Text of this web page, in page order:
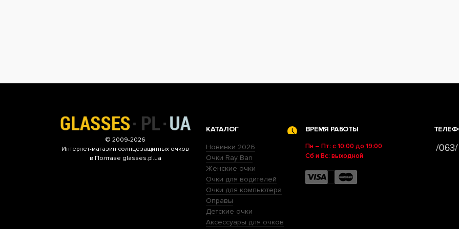
© 2009-2026
Интернет-магазин солнцезащитных очков
в Полтаве glasses.pl.ua
КАТАЛОГ
Новинки 2026
Очки Ray Ban
Женские очки
Очки для водителей
Очки для компьютера
Оправы
Детские очки
Аксессуары для очков
ВРЕМЯ РАБОТЫ
Пн – Пт: с 10:00 до 19:00
Сб и Вс: выходной